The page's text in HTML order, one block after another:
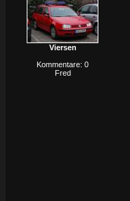
Viersen
Kommentare: 0
Fred